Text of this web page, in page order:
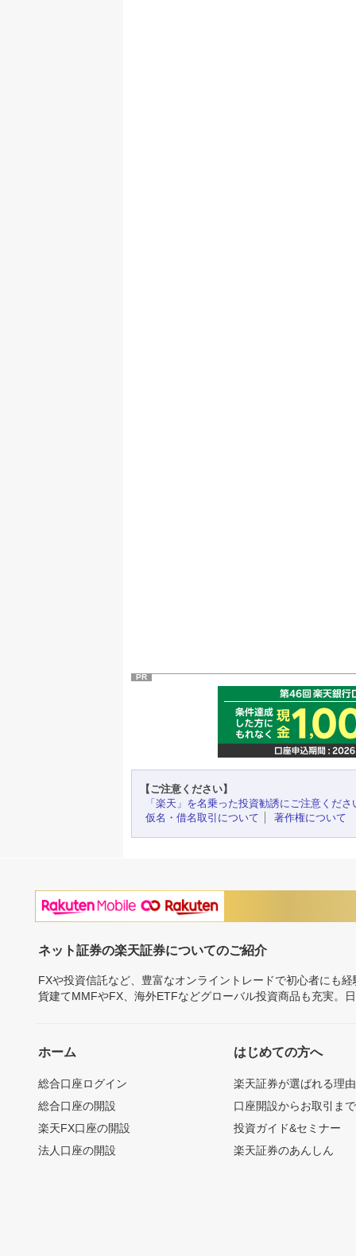
PR
【ご注意ください】
「楽天」を名乗った投資勧誘にご注意くださ
仮名・借名取引について
著作権について
ネット証券の楽天証券についてのご紹介
FXや投資信託など、豊富なオンライントレードで初心者にも
貨建てMMFやFX、海外ETFなどグローバル投資商品も充実。
ホーム
総合口座ログイン
総合口座の開設
楽天FX口座の開設
法人口座の開設
はじめての方へ
楽天証券が選ばれる理由
口座開設からお取引ま
投資ガイド&セミナー
楽天証券のあんしん